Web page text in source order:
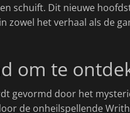
schuift. Dit nieuwe
zowel het verhaal als de
om te
gevormd door het
de onheilspellende